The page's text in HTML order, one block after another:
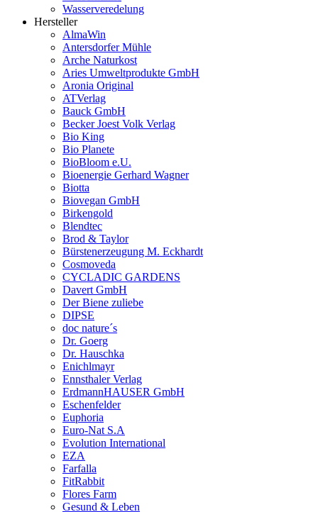
Wasserveredelung
Hersteller
AlmaWin
Antersdorfer Mühle
Arche Naturkost
Aries Umweltprodukte GmbH
Aronia Original
ATVerlag
Bauck GmbH
Becker Joest Volk Verlag
Bio King
Bio Planete
BioBloom e.U.
Bioenergie Gerhard Wagner
Biotta
Biovegan GmbH
Birkengold
Blendtec
Brod & Taylor
Bürstenerzeugung M. Eckhardt
Cosmoveda
CYCLADIC GARDENS
Davert GmbH
Der Biene zuliebe
DIPSE
doc nature´s
Dr. Goerg
Dr. Hauschka
Enichlmayr
Ennsthaler Verlag
ErdmannHAUSER GmbH
Eschenfelder
Euphoria
Euro-Nat S.A
Evolution International
EZA
Farfalla
FitRabbit
Flores Farm
Gesund & Leben